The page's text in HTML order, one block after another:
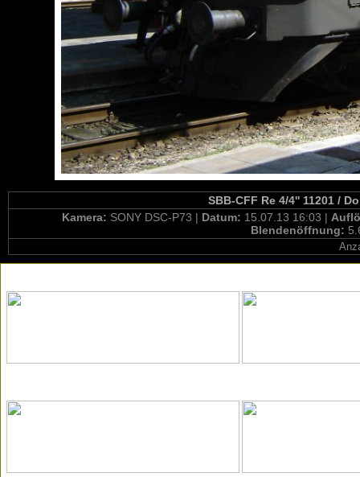
SBB-CFF Re 4/4'' 11201 /
Kamera: SONY DSC-P73 | Datum: 15.07.13 16:03 |
Blendenöffnung: